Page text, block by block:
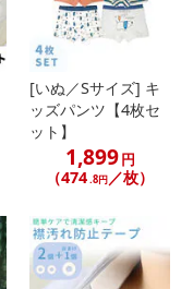
[いぬ／Sサイズ] キ
ッズパンツ【4枚セ
ット】
1,899円
（474.8円 ／枚）